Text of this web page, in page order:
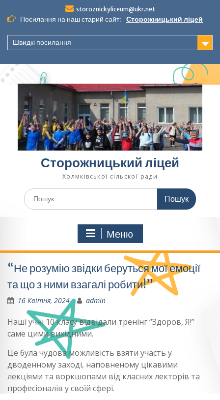
до
вмісту
storoznickyliceum@ukr.net
Посилання на наш старий сайт: Сторожницький ліцей
Швидкі посилання
Сторожницький ліцей
Холмківської сільскої ради
Шукати:
Меню
“Не розумію звідки беруться мої емоції
та що з ними взагалі робити!”
16 Квітня, 2024 admin
Наші учні 10 класу відвідали тренінг “Здоров, Я!”
саме цими вихідними.
Це була чудова можливість взяти участь у
дводенному заході, наповненому цікавими
лекціями та воркшопами від класних лекторів та
професіоналів у своїй сфері.